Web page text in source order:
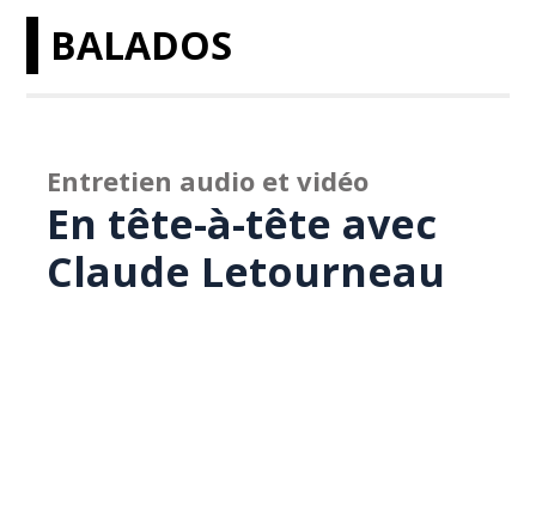
BALADOS
Entretien audio et vidéo
En tête-à-tête avec
Claude Letourneau